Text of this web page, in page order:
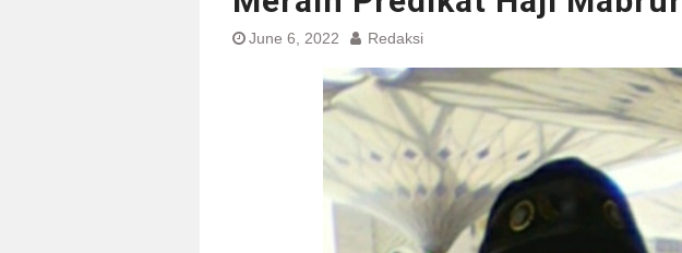
June 6, 2022 Redaksi